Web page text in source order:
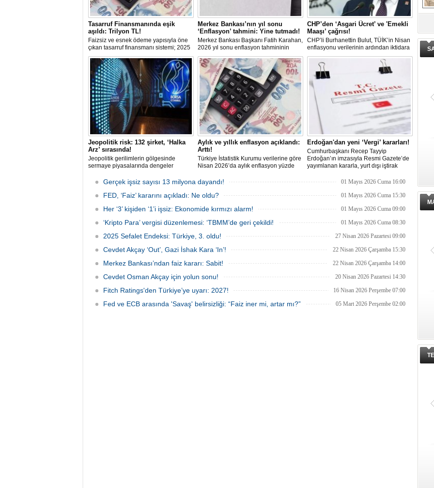
Tasarruf Finansmanında eşik
aşıldı: Trilyon TL!
Faizsiz ve esnek ödeme yapısıyla öne
çıkan tasarruf finansmanı sistemi; 2025
itibariyle trilyon TL’yi aşan işlem
hacmine ulaşarak ana akım bir finansal
modele dönüştü. Dar ve orta gelirli
kesime; ev ve araç sahibi olma yolunda
güçlü bir alternatif sunuyor.
Merkez Bankası’nın yıl sonu
‘Enflasyon’ tahmini: Yine tutmadı!
Merkez Bankası Başkanı Fatih Karahan,
2026 yıl sonu enflasyon tahmininin
yüzde 16'dan yüzde 24'e yükseltildiğini
bildirdi. Karahan ayrıca birçok
ekonomide büyüme öngörülerinin aşağı
yönde güncellendiğinin görüldüğünü
söyledi.
CHP’den ‘Asgari Ücret’ ve 'Emekli
Maaşı’ çağrısı!
CHP’li Burhanettin Bulut, TÜİK’in Nisan
enflasyonu verilerinin ardından iktidara
'Asgari Ücret' ve 'Emekli Maaşı' çağrısı
yaptı. Bulut; hayat pahalılığı karşısında
mevcut gelirlerle geçinmenin mümkün
olmadığını belirtti.
Jeopolitik risk: 132 şirket, ‘Halka
Arz’ sırasında!
Jeopolitik gerilimlerin gölgesinde
sermaye piyasalarında dengeler
halka arz cephesine dikkat çekti.
2026’da artan belirsizliklere rağmen
132 şirketin halka arz için sırada
firmaların borsaya yöneliminin
Aylık ve yıllık enflasyon açıklandı:
Arttı!
Türkiye İstatistik Kurumu verilerine göre
Nisan 2026’da aylık enflasyon yüzde
oldu. Açıklanan rakamlar; piyasa
beklentilerinin üzerinde gerçekleşti.
Erdoğan'dan yeni ‘Vergi’ kararları!
Cumhurbaşkanı Recep Tayyip
Erdoğan’ın imzasıyla Resmi Gazete’de
yayımlanan kararla, yurt dışı iştirak
gelir ve kurumlar vergisi avantajlarında
Gerçek işsiz sayısı 13 milyona dayandı! 01 Mayıs 2026 Cuma 16:00
FED, ‘Faiz’ kararını açıkladı: Ne oldu? 01 Mayıs 2026 Cuma 15:30
Her ‘3’ kişiden ‘1’i işsiz: Ekonomide kırmızı alarm! 01 Mayıs 2026 Cuma 09:00
‘Kripto Para’ vergisi düzenlemesi: ‘TBMM’de geri çekildi! 01 Mayıs 2026 Cuma 08:30
2025 Sefalet Endeksi: Türkiye, 3. oldu! 27 Nisan 2026 Pazartesi 09:00
Cevdet Akçay ‘Out’, Gazi İshak Kara ‘In’! 22 Nisan 2026 Çarşamba 15:30
Merkez Bankası’ndan faiz kararı: Sabit! 22 Nisan 2026 Çarşamba 14:00
Cevdet Osman Akçay için yolun sonu! 20 Nisan 2026 Pazartesi 14:30
Fitch Ratings'den Türkiye’ye uyarı: 2027! 16 Nisan 2026 Perşembe 07:00
Fed ve ECB arasında 'Savaş' belirsizliği: “Faiz iner mi, artar mı?” 05 Mart 2026 Perşembe 02:00